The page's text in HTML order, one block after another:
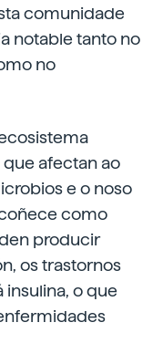
comunidade
notable tanto no
no
afectan ao
e o noso
como
producir
os trastornos
insulina, o que